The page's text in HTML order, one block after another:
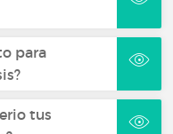
para
tus